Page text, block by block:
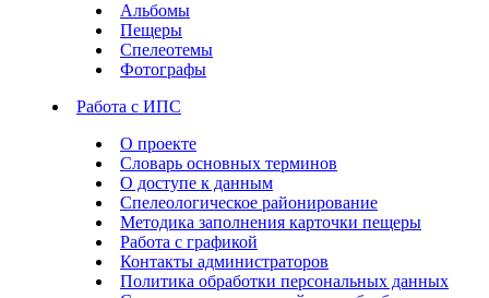
Альбомы
Пещеры
Спелеотемы
Фотографы
Работа с ИПС
О проекте
Словарь основных терминов
О доступе к данным
Спелеологическое районирование
Методика заполнения карточки пещеры
Работа с графикой
Контакты администраторов
Политика обработки персональных данных